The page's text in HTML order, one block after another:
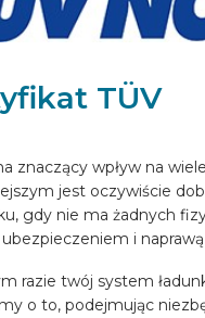
TÜV
znaczący wpływ na
jest oczywiście
gdy nie ma żadnych
ubezpieczeniem i
razie twój system
o to, podejmując